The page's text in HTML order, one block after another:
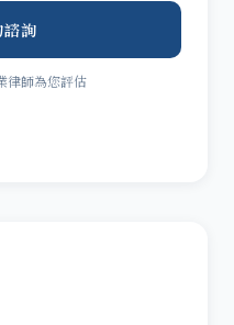
詢
律師為您評估